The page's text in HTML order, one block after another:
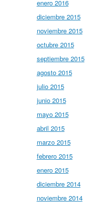
enero 2016
diciembre 2015
noviembre 2015
octubre 2015
septiembre 2015
agosto 2015
julio 2015
junio 2015
mayo 2015
abril 2015
marzo 2015
febrero 2015
enero 2015
diciembre 2014
noviembre 2014